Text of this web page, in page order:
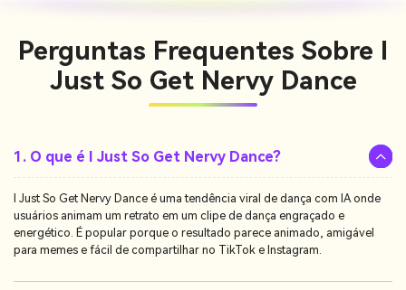
Perguntas Frequentes Sobre I
Just So Get Nervy Dance
1. O que é I Just So Get Nervy Dance?
I Just So Get Nervy Dance é uma tendência viral de dança com IA onde
usuários animam um retrato em um clipe de dança engraçado e
energético. É popular porque o resultado parece animado, amigável
para memes e fácil de compartilhar no TikTok e Instagram.